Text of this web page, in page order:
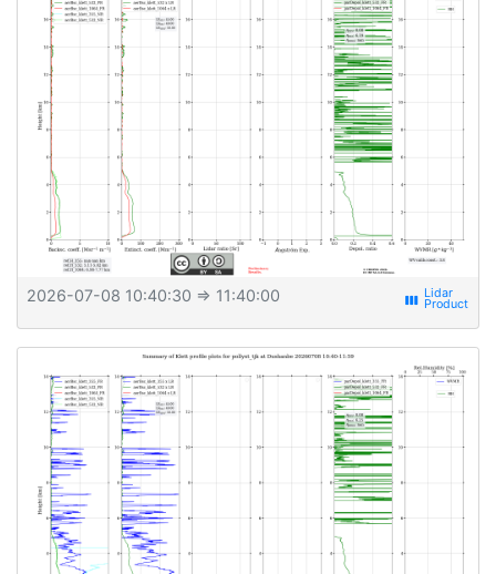
2026-07-08 10:40:30 ⇒ 11:40:00 view_week